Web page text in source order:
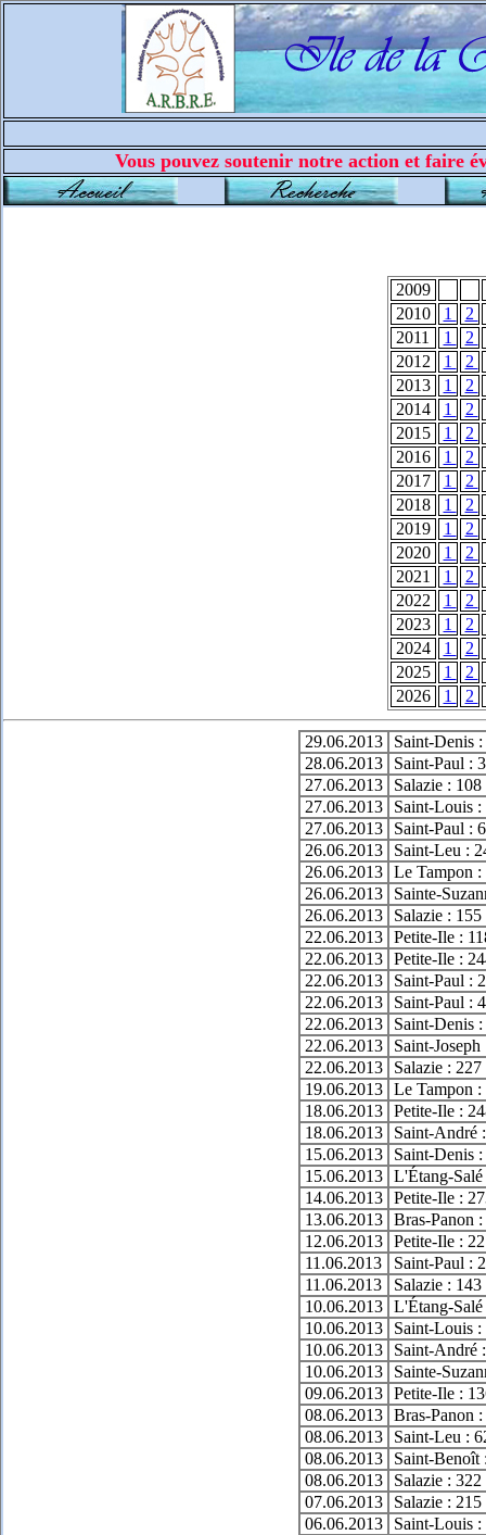
Vous pouvez soutenir notre action et faire
2009
2010
1
2
2011
1
2
2012
1
2
2013
1
2
2014
1
2
2015
1
2
2016
1
2
2017
1
2
2018
1
2
2019
1
2
2020
1
2
2021
1
2
2022
1
2
2023
1
2
2024
1
2
2025
1
2
2026
1 2
29.06.2013
Saint-Denis
28.06.2013
Saint-Paul :
27.06.2013
Salazie :
27.06.2013
Saint-Louis :
27.06.2013
Saint-Paul :
26.06.2013
Saint-Leu :
26.06.2013 Le Tampon :
26.06.2013
Sainte-
26.06.2013
Salazie :
22.06.2013 Petite-Ile :
22.06.2013 Petite-Ile :
22.06.2013
Saint-Paul :
22.06.2013
Saint-Paul :
22.06.2013
Saint-Denis
22.06.2013
Saint-
22.06.2013
Salazie :
19.06.2013 Le Tampon :
18.06.2013 Petite-Ile :
18.06.2013
Saint-André
15.06.2013
Saint-Denis
15.06.2013 L'Étang-
14.06.2013 Petite-Ile :
13.06.2013 Bras-Panon
12.06.2013 Petite-Ile :
11.06.2013
Saint-Paul :
11.06.2013
Salazie :
10.06.2013 L'Étang-
10.06.2013
Saint-Louis
10.06.2013
Saint-André
10.06.2013
Sainte-
09.06.2013 Petite-Ile :
08.06.2013 Bras-Panon
08.06.2013
Saint-Leu :
08.06.2013
Saint-Benoît
08.06.2013
Salazie :
07.06.2013
Salazie :
06.06.2013
Saint-Louis :